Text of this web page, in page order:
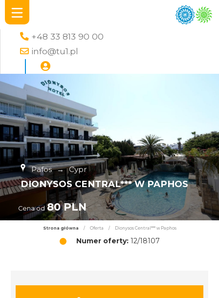
+48 33 813 90 00
info@tu1.pl
Pafos → Cypr
DIONYSOS CENTRAL*** W PAPHOS
Cena od 80 PLN
Strona główna / Oferta / Dionysos Central*** w Paphos
Numer oferty:12/18107